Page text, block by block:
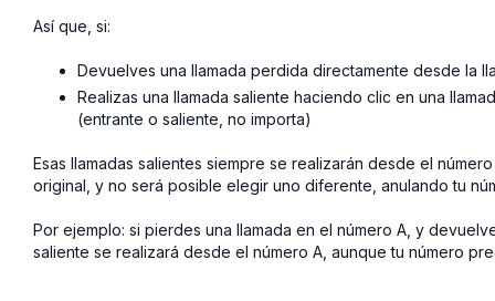
Así que, si:
Devuelves una llamada perdida directamente desde la
Realizas una llamada saliente haciendo clic en una
(entrante o saliente, no importa)
Esas llamadas salientes siempre se realizarán desde el
original, y no será posible elegir uno diferente, anulando tu
Por ejemplo: si pierdes una llamada en el número A, y
saliente se realizará desde el número A, aunque tu número